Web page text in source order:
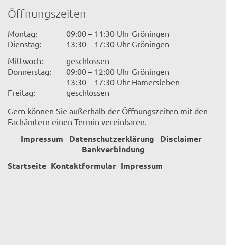
Öffnungszeiten
Montag:
09:00 – 11:30 Uhr Gröningen
Dienstag:
13:30 – 17:30 Uhr Gröningen
Mittwoch:
geschlossen
Donnerstag:
09:00 – 12:00 Uhr Gröningen
13:30 – 17:30 Uhr Hamersleben
Freitag:
geschlossen
Gern können Sie außerhalb der Öffnungszeiten mit den
Fachämtern einen Termin vereinbaren.
Impressum Datenschutzerklärung
Disclaimer
Bankverbindung
Startseite Kontaktformular Impressum